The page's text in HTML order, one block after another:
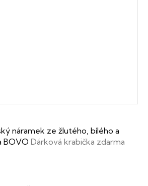
náramek ze žlutého, bílého a
BOVO Dárková krabička zdarma